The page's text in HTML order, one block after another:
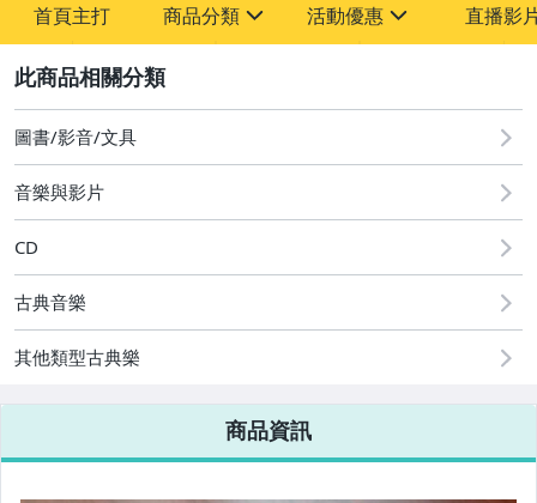
首頁主打 商品分類
其它
活動優惠
[全店] 粉絲專享
[全店] 週年慶
直播影
圖書/影音/文具
音樂與影片
CD
古典音樂
其他類型古典樂
商品資訊